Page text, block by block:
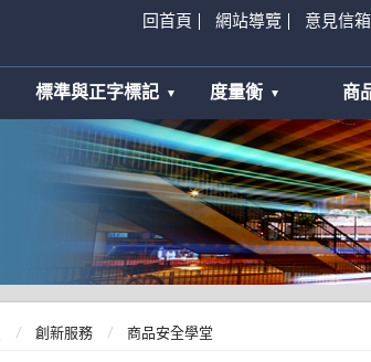
回首頁 網站導覽 意見信箱
標準與正字標記 度量衡 商
創新服務 商品安全學堂